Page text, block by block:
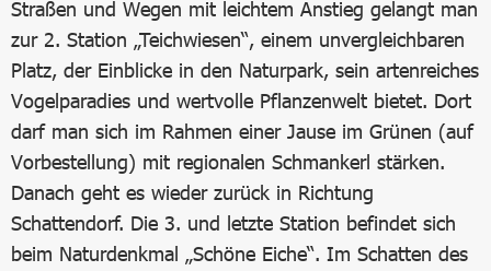
Straßen und Wegen mit leichtem Anstieg gelangt man
zur 2. Station „Teichwiesen“, einem unvergleichbaren
Platz, der Einblicke in den Naturpark, sein artenreiches
Vogelparadies und wertvolle Pflanzenwelt bietet. Dort
darf man sich im Rahmen einer Jause im Grünen (auf
Vorbestellung) mit regionalen Schmankerl stärken.
Danach geht es wieder zurück in Richtung
Schattendorf. Die 3. und letzte Station befindet sich
beim Naturdenkmal „Schöne Eiche“. Im Schatten des